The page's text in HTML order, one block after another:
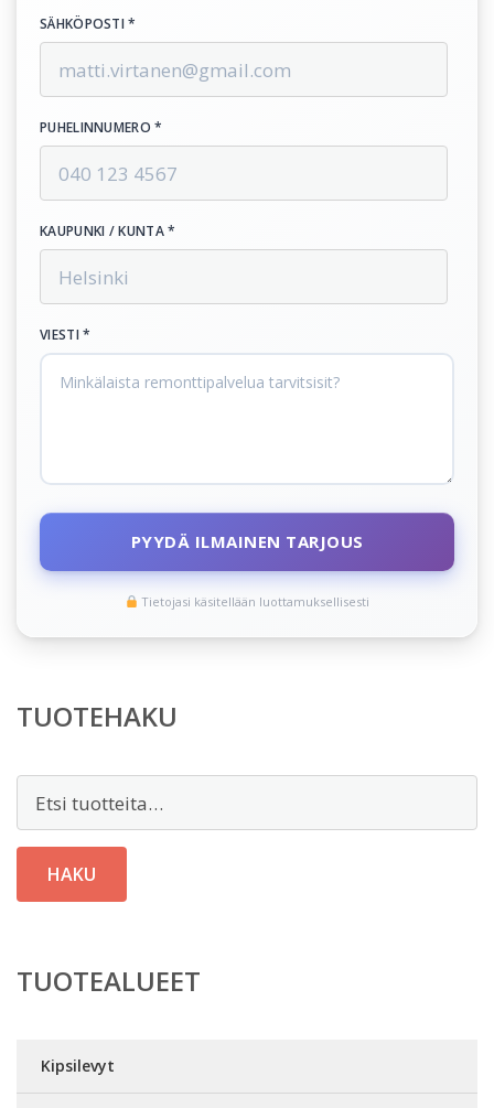
SÄHKÖPOSTI *
PUHELINNUMERO *
KAUPUNKI / KUNTA *
VIESTI *
PYYDÄ ILMAINEN TARJOUS
Tietojasi käsitellään luottamuksellisesti
TUOTEHAKU
HAKU
TUOTEALUEET
Kipsilevyt